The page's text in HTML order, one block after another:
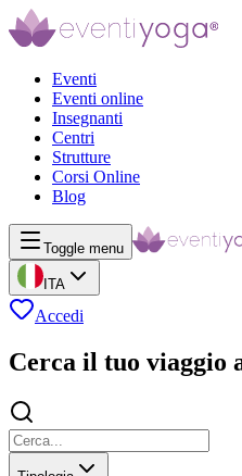
Eventi
Eventi online
Insegnanti
Centri
Strutture
Corsi Online
Blog
Toggle menu
ITA
Accedi
Cerca il tuo viaggio